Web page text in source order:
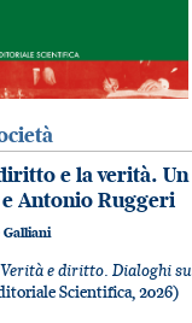
e la verità.
Antonio Ruggeri
Galliani
Verità e diritto. Dialoghi
Scientifica, 2026)